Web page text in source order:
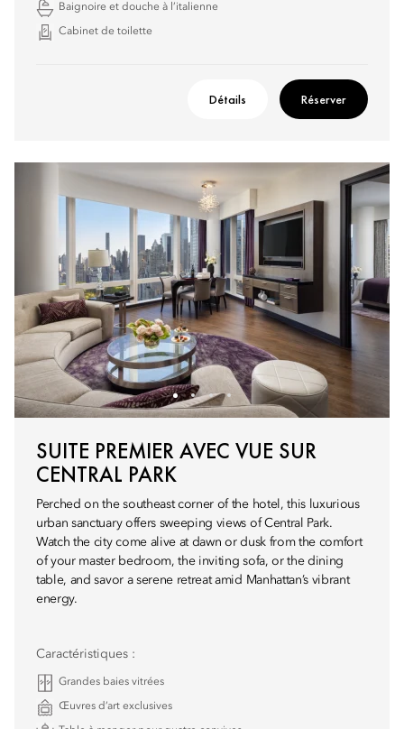
Baignoire et douche à l’italienne
Cabinet de toilette
Détails Réserver
SUITE PREMIER AVEC VUE SUR
CENTRAL PARK
Perched on the southeast corner of the hotel, this luxurious
urban sanctuary offers sweeping views of Central Park.
Watch the city come alive at dawn or dusk from the comfort
of your master bedroom, the inviting sofa, or the dining
table, and savor a serene retreat amid Manhattan’s vibrant
energy.
Caractéristiques :
Grandes baies vitrées
Œuvres d’art exclusives